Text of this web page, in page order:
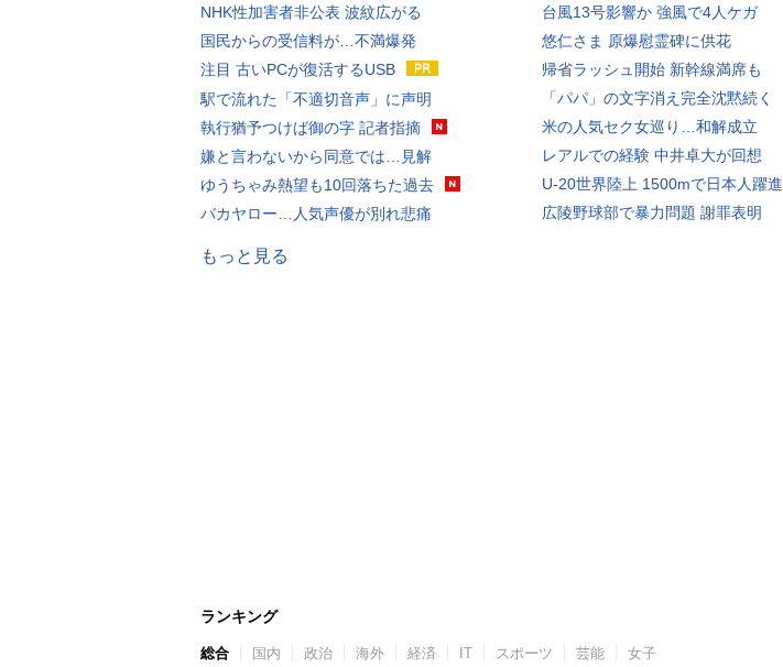
NHK性加害者非公表 波紋広がる
国民からの受信料が…不満爆発
注目 古いPCが復活するUSB
駅で流れた「不適切音声」に声明
執行猶予つけば御の字 記者指摘
嫌と言わないから同意では…見解
ゆうちゃみ熱望も10回落ちた過去
バカヤロー…人気声優が別れ悲痛
台風13号影響か 強風で4人ケガ
悠仁さま 原爆慰霊碑に供花
帰省ラッシュ開始 新幹線満席も
「パパ」の文字消え完全沈黙続く
米の人気セク女巡り…和解成立
レアルでの経験 中井卓大が回想
U-20世界陸上 1500mで日本人躍進
広陵野球部で暴力問題 謝罪表明
もっと見る
ランキング
総合 国内 政治 海外 経済 IT スポーツ 芸能 女子